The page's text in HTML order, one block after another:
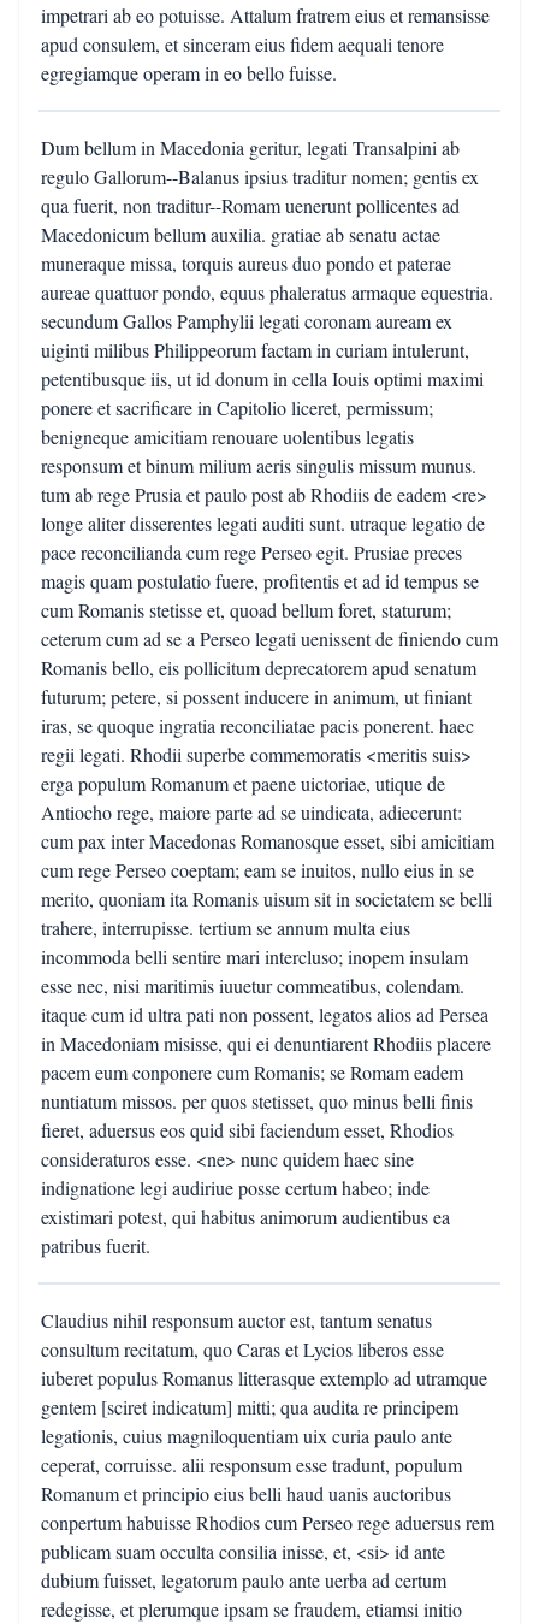
impetrari ab eo potuisse. Attalum fratrem eius et remansisse
apud consulem, et sinceram eius fidem aequali tenore
egregiamque operam in eo bello fuisse.
Dum bellum in Macedonia geritur, legati Transalpini ab
regulo Gallorum--Balanus ipsius traditur nomen; gentis ex
qua fuerit, non traditur--Romam uenerunt pollicentes ad
Macedonicum bellum auxilia. gratiae ab senatu actae
muneraque missa, torquis aureus duo pondo et paterae
aureae quattuor pondo, equus phaleratus armaque equestria.
secundum Gallos Pamphylii legati coronam auream ex
uiginti milibus Philippeorum factam in curiam intulerunt,
petentibusque iis, ut id donum in cella Iouis optimi maximi
ponere et sacrificare in Capitolio liceret, permissum;
benigneque amicitiam renouare uolentibus legatis
responsum et binum milium aeris singulis missum munus.
tum ab rege Prusia et paulo post ab Rhodiis de eadem <re>
longe aliter disserentes legati auditi sunt. utraque legatio de
pace reconcilianda cum rege Perseo egit. Prusiae preces
magis quam postulatio fuere, profitentis et ad id tempus se
cum Romanis stetisse et, quoad bellum foret, staturum;
ceterum cum ad se a Perseo legati uenissent de finiendo cum
Romanis bello, eis pollicitum deprecatorem apud senatum
futurum; petere, si possent inducere in animum, ut finiant
iras, se quoque ingratia reconciliatae pacis ponerent. haec
regii legati. Rhodii superbe commemoratis <meritis suis>
erga populum Romanum et paene uictoriae, utique de
Antiocho rege, maiore parte ad se uindicata, adiecerunt:
cum pax inter Macedonas Romanosque esset, sibi amicitiam
cum rege Perseo coeptam; eam se inuitos, nullo eius in se
merito, quoniam ita Romanis uisum sit in societatem se belli
trahere, interrupisse. tertium se annum multa eius
incommoda belli sentire mari intercluso; inopem insulam
esse nec, nisi maritimis iuuetur commeatibus, colendam.
itaque cum id ultra pati non possent, legatos alios ad Persea
in Macedoniam misisse, qui ei denuntiarent Rhodiis placere
pacem eum conponere cum Romanis; se Romam eadem
nuntiatum missos. per quos stetisset, quo minus belli finis
fieret, aduersus eos quid sibi faciendum esset, Rhodios
consideraturos esse. <ne> nunc quidem haec sine
indignatione legi audiriue posse certum habeo; inde
existimari potest, qui habitus animorum audientibus ea
patribus fuerit.
Claudius nihil responsum auctor est, tantum senatus
consultum recitatum, quo Caras et Lycios liberos esse
iuberet populus Romanus litterasque extemplo ad utramque
gentem [sciret indicatum] mitti; qua audita re principem
legationis, cuius magniloquentiam uix curia paulo ante
ceperat, corruisse. alii responsum esse tradunt, populum
Romanum et principio eius belli haud uanis auctoribus
conpertum habuisse Rhodios cum Perseo rege aduersus rem
publicam suam occulta consilia inisse, et, <si> id ante
dubium fuisset, legatorum paulo ante uerba ad certum
redegisse, et plerumque ipsam se fraudem, etiamsi initio